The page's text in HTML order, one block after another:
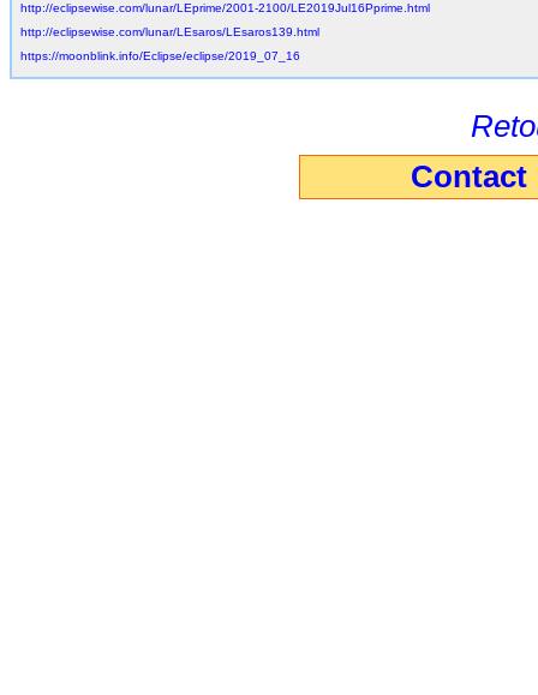
http://eclipsewise.com/lunar/LEprime/2001-2100/LE2019Jul16Pprime.html
http://eclipsewise.com/lunar/LEsaros/LEsaros139.html
https://moonblink.info/Eclipse/eclipse/2019_07_16
Contact